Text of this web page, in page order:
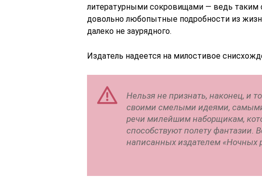
литературными сокровищами ― ведь таким
довольно любопытные подробности из
далеко не заурядного.
Издатель надеется на милостивое
Нельзя не признать, наконец, и
своими смелыми идеями,
речи милейшим наборщикам,
способствуют полету фантазии.
написанных издателем «Ночных